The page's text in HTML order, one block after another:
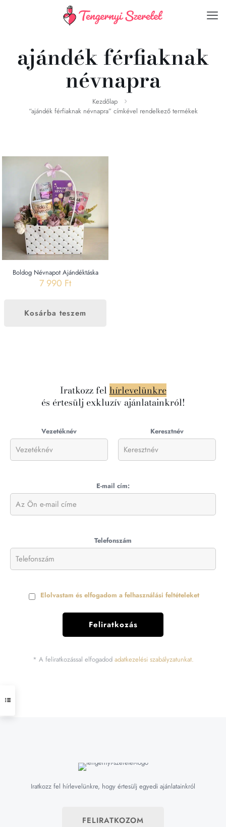
ajándék férfiaknak
névnapra
Kezdőlap
“ajándék férfiaknak névnapra” címkével rendelkező termékek
Boldog Névnapot Ajándéktáska
7 990 Ft
Kosárba teszem
Iratkozz felhírlevelünkre
és értesülj exkluzív ajánlatainkról!
Vezetéknév Keresztnév
E-mail cím:
Telefonszám
Elolvastam és elfogadom a felhasználási feltételeket
* A feliratkozással elfogadod adatkezelési szabályzatunkat.
Iratkozz fel hírlevelünkre, hogy értesülj egyedi ajánlatainkról
FELIRATKOZOM